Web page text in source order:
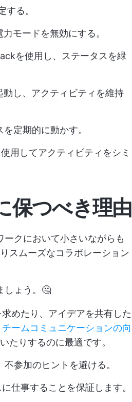
る。
モードを無効にする。
を使用し、ステータスを緑
し、アクティビティを維持
定期的に動かす。
用してアクティビティをシミ
保つべき理由
クにおいて小さいながらも
スムーズなコラボレーション
しょう。🤔
めたり、アイデアを共有した
チームコミュニケーションの向
たりするのに最適です。
参加のヒントを避ける。
仕事することを保証します。